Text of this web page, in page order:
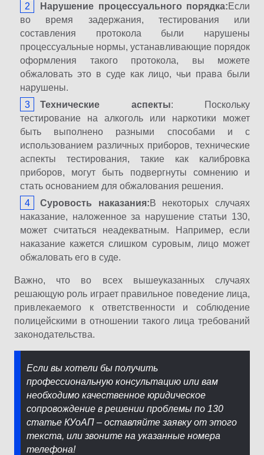
Нарушение процессуального порядка:Если
во время задержания, тестирования или
составления протокола были нарушены
процессуальные нормы, устанавливающие порядок
оформления такого протокола, вы можете
обжаловать это в суде как лицо, чьи права были
нарушены.
Технические аспекты: Поскольку
тестирование на алкоголь или наркотики может
быть выполнено разными способами и с
использованием различных приборов, технические
аспекты тестирования, такие как калибровка
приборов, могут быть подвергнуты сомнению и
стать основанием для обжалования решения.
Суровость наказания:В некоторых случаях
наказание, наложенное за нарушение статьи 130,
может считаться неадекватным. Например, если
наказание кажется слишком суровым, лицо может
обжаловать его в суде.
Важно, что во всех вышеуказанных случаях
решающую роль играет правильное поведение лица,
привлекаемого к ответственности и соблюдение
полицейскими в отношении такого лица требований
законодательства.
Если вы хотели бы получить
профессиональную консультацию или вам
необходимо качественное юридическое
сопровождение в решении проблемы по 130
статье КУоАП – оставляйте заявку от этого
текста, или звоните на указанные номера
телефона!